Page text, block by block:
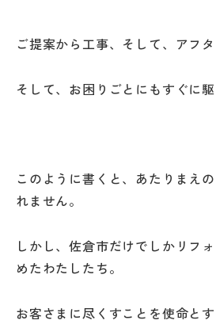
ご提案から工事、そして、アフ
そして、お困りごとにもすぐに駆
このように書くと、あたりまえ
れません。
しかし、佐倉市だけでしかリフ
めたわたしたち。
お客さまに尽くすことを使命と